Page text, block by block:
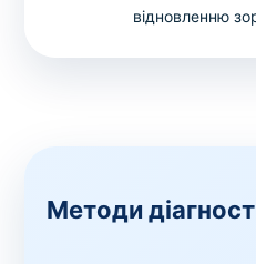
відновленню
Методи